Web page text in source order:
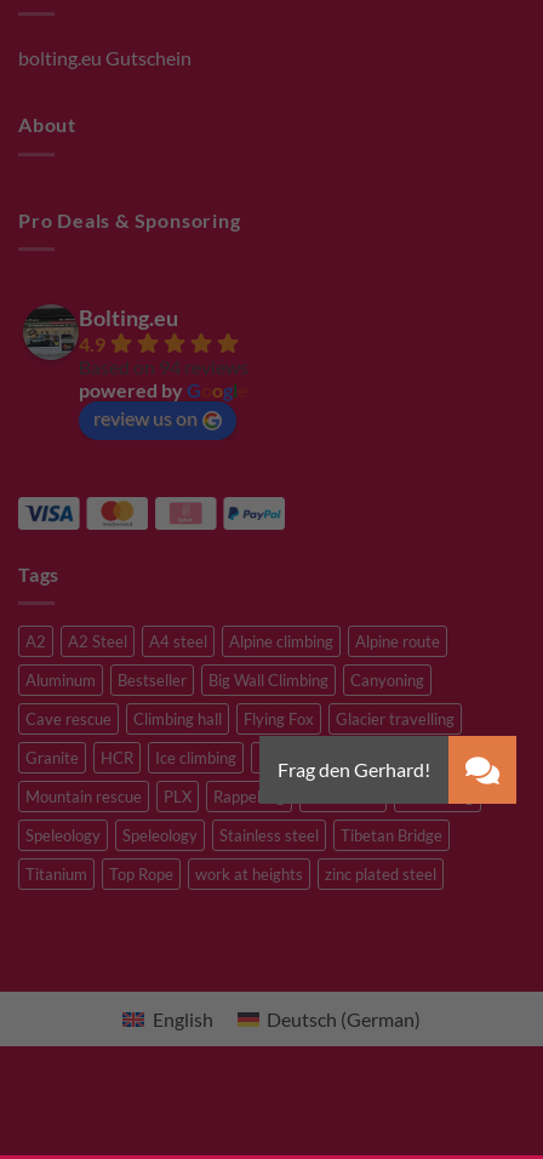
bolting.eu Gutschein
About
Pro Deals & Sponsoring
Bolting.eu
4.9
Based on 94 reviews
powered by G ogl
review us on
Tags
A2 A2 Steel A4 steel Alpine climbing
Alpine route
Aluminum
Bestseller Big Wall Climbing
Canyoning
Cave rescue
Climbing hall Flying Fox
Glacier travelling
Granite
HCR Ice climbing
Mountain rescue
PLX Rappelling
Speleology
Speleology Stainless steel
Tibetan Bridge
Titanium
Top Rope work at heights zinc plated steel
English Deutsch (German)